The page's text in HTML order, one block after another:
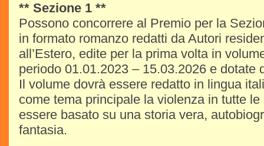
** Sezione 1 **
Possono concorrere al Premio per la
in formato romanzo redatti da Autori
all’Estero, edite per la prima volta in
periodo 01.01.2023 – 15.03.2026 e dotate
Il volume dovrà essere redatto in lingua
come tema principale la violenza in tutte
essere basato su una storia vera,
fantasia.